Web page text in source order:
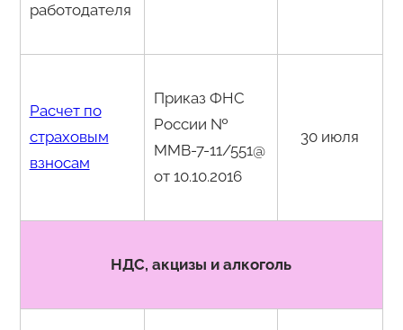
работодателя
Расчет по
страховым
взносам
Приказ ФНС
России №
ММВ-7-11/551@
от 10.10.2016
30 июля
НДС, акцизы и алкоголь